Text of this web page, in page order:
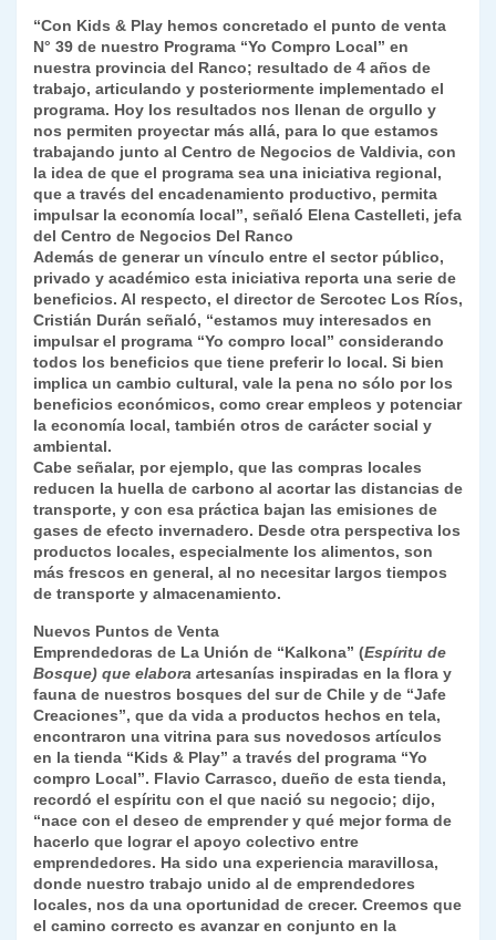
“Con Kids & Play hemos concretado el punto de venta
N° 39 de nuestro Programa “Yo Compro Local” en
nuestra provincia del Ranco; resultado de 4 años de
trabajo, articulando y posteriormente implementado el
programa. Hoy los resultados nos llenan de orgullo y
nos permiten proyectar más allá, para lo que estamos
trabajando junto al Centro de Negocios de Valdivia, con
la idea de que el programa sea una iniciativa regional,
que a través del encadenamiento productivo, permita
impulsar la economía local”, señaló Elena Castelleti, jefa
del Centro de Negocios Del Ranco
Además de generar un vínculo entre el sector público,
privado y académico esta iniciativa reporta una serie de
beneficios. Al respecto, el director de Sercotec Los Ríos,
Cristián Durán señaló, “estamos muy interesados en
impulsar el programa “Yo compro local” considerando
todos los beneficios que tiene preferir lo local. Si bien
implica un cambio cultural, vale la pena no sólo por los
beneficios económicos, como crear empleos y potenciar
la economía local, también otros de carácter social y
ambiental.
Cabe señalar, por ejemplo, que las compras locales
reducen la huella de carbono al acortar las distancias de
transporte, y con esa práctica bajan las emisiones de
gases de efecto invernadero. Desde otra perspectiva los
productos locales, especialmente los alimentos, son
más frescos en general, al no necesitar largos tiempos
de transporte y almacenamiento.
Nuevos Puntos de Venta
Emprendedoras de La Unión de “Kalkona” (Espíritu de
Bosque) que elabora artesanías inspiradas en la flora y
fauna de nuestros bosques del sur de Chile y de “Jafe
Creaciones”, que da vida a productos hechos en tela,
encontraron una vitrina para sus novedosos artículos
en la tienda “Kids & Play” a través del programa “Yo
compro Local”. Flavio Carrasco, dueño de esta tienda,
recordó el espíritu con el que nació su negocio; dijo,
“nace con el deseo de emprender y qué mejor forma de
hacerlo que lograr el apoyo colectivo entre
emprendedores. Ha sido una experiencia maravillosa,
donde nuestro trabajo unido al de emprendedores
locales, nos da una oportunidad de crecer. Creemos que
el camino correcto es avanzar en conjunto en la